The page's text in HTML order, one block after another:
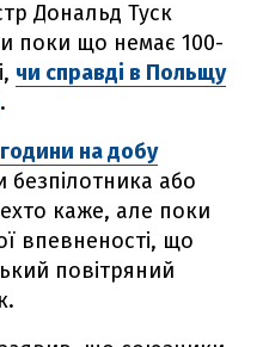
Дональд Туск
поки що немає 100-
чи справді в Польщу
.
на добу
безпілотника або
каже, але поки
впевненості, що
повітряний